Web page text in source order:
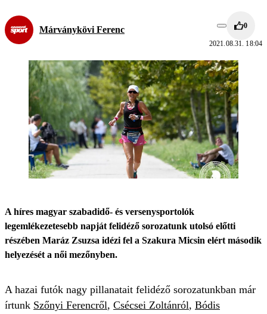
Márványkövi Ferenc 0
2021.08.31. 18:04
A híres magyar szabadidő- és versenysportolók
legemlékezetesebb napját felidéző sorozatunk utolsó előtti
részében Maráz Zsuzsa idézi fel a Szakura Micsin elért második
helyezését a női mezőnyben.
A hazai futók nagy pillanatait felidéző sorozatunkban már
írtunk Szőnyi Ferencről, Csécsei Zoltánról, Bódis